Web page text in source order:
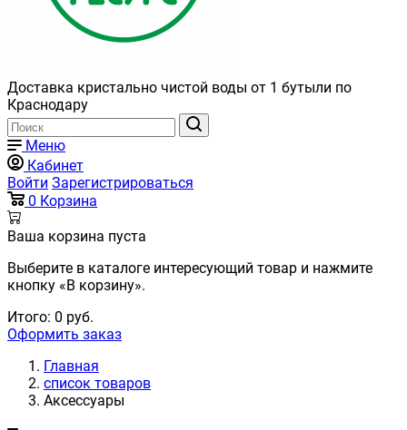
Доставка кристально чистой воды от 1 бутыли по
Краснодару
Меню
Кабинет
Войти Зарегистрироваться
0 Корзина
Ваша корзина пуста
Выберите в каталоге интересующий товар и нажмите
кнопку «В корзину».
Итого: 0 руб.
Оформить заказ
Главная
список товаров
Аксессуары